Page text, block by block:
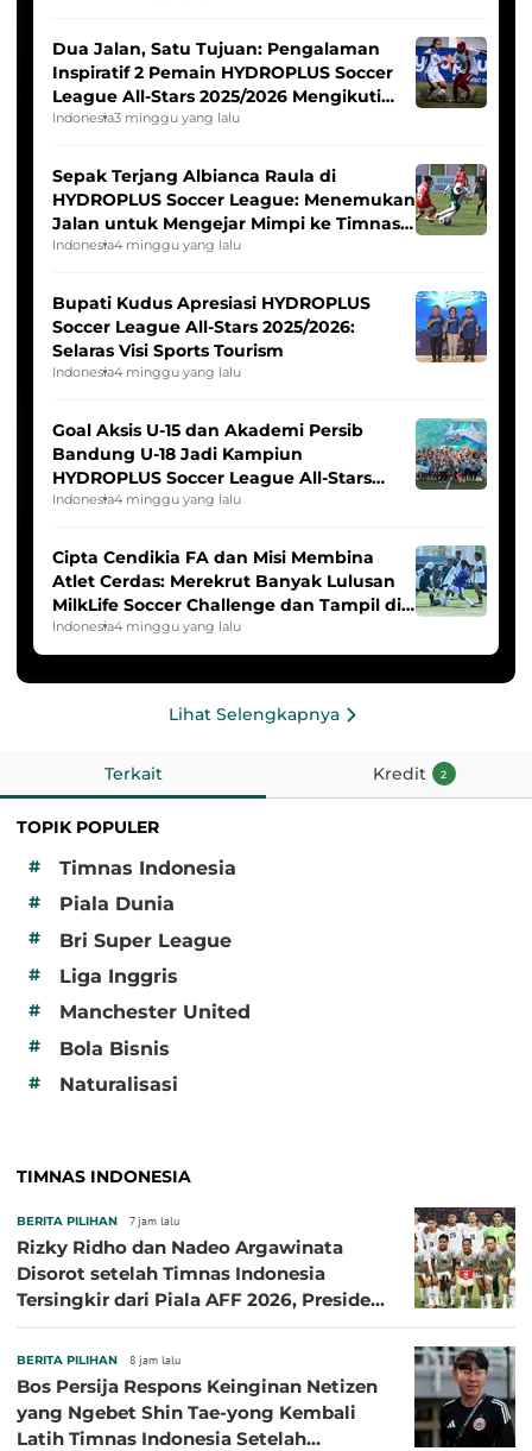
Dua Jalan, Satu Tujuan: Pengalaman
Inspiratif 2 Pemain HYDROPLUS Soccer
League All-Stars 2025/2026 Mengikuti
Seleksi Timnas Indonesia Putri
Indonesia3 minggu yang lalu
Sepak Terjang Albianca Raula di
HYDROPLUS Soccer League: Menemukan
Jalan untuk Mengejar Mimpi ke Timnas
Indonesia Putri
Indonesia4 minggu yang lalu
Bupati Kudus Apresiasi HYDROPLUS
Soccer League All-Stars 2025/2026:
Selaras Visi Sports Tourism
Indonesia4 minggu yang lalu
Goal Aksis U-15 dan Akademi Persib
Bandung U-18 Jadi Kampiun
HYDROPLUS Soccer League All-Stars
2025/2026
Indonesia4 minggu yang lalu
Cipta Cendikia FA dan Misi Membina
Atlet Cerdas: Merekrut Banyak Lulusan
MilkLife Soccer Challenge dan Tampil di
HYDROPLUS Soccer League
Indonesia4 minggu yang lalu
Lihat Selengkapnya
Terkait Kredit 2
TOPIK POPULER
#
Timnas Indonesia
# Piala Dunia
# Bri Super League
# Liga Inggris
# Manchester United
# Bola Bisnis
# Naturalisasi
TIMNAS INDONESIA
BERITA PILIHAN 7 jam lalu
Rizky Ridho dan Nadeo Argawinata
Disorot setelah Timnas Indonesia
Tersingkir dari Piala AFF 2026, Presiden
BERITA PILIHAN 8 jam lalu
Bos Persija Respons Keinginan Netizen
yang Ngebet Shin Tae-yong Kembali
Latih Timnas Indonesia Setelah